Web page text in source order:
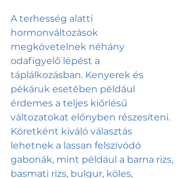
A terhesség alatti
hormonváltozások
megkövetelnek néhány
odafigyelő lépést a
táplálkozásban. Kenyerek és
pékáruk esetében például
érdemes a teljes kiőrlésű
változatokat előnyben részesíteni.
Köretként kiváló választás
lehetnek a lassan felszívódó
gabonák, mint például a barna rizs,
basmati rizs, bulgur, köles,